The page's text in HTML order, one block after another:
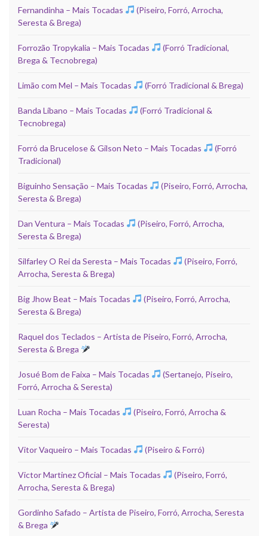
Fernandinha – Mais Tocadas
(Piseiro, Forró, Arrocha,
Seresta & Brega)
Forrozão Tropykalia – Mais Tocadas
(Forró Tradicional,
Brega & Tecnobrega)
Limão com Mel – Mais Tocadas (Forró Tradicional & Brega)
Banda Líbano – Mais Tocadas
(Forró Tradicional &
Tecnobrega)
Forró da Brucelose & Gilson Neto – Mais Tocadas
(Forró
Tradicional)
Biguinho Sensação – Mais Tocadas
(Piseiro, Forró, Arrocha,
Seresta & Brega)
Dan Ventura – Mais Tocadas
(Piseiro, Forró, Arrocha,
Seresta & Brega)
Silfarley O Rei da Seresta – Mais Tocadas
(Piseiro, Forró,
Arrocha, Seresta & Brega)
Big Jhow Beat – Mais Tocadas
(Piseiro, Forró, Arrocha,
Seresta & Brega)
Raquel dos Teclados – Artista de Piseiro, Forró, Arrocha,
Seresta & Brega
Josué Bom de Faixa – Mais Tocadas
(Sertanejo, Piseiro,
Forró, Arrocha & Seresta)
Luan Rocha – Mais Tocadas
(Piseiro, Forró, Arrocha &
Seresta)
Vitor Vaqueiro – Mais Tocadas (Piseiro & Forró)
Victor Martinez Oficial – Mais Tocadas
(Piseiro, Forró,
Arrocha, Seresta & Brega)
Gordinho Safado – Artista de Piseiro, Forró, Arrocha, Seresta
& Brega